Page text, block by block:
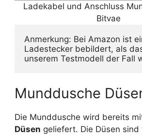
Ladekabel und Anschluss
Bitvae
Anmerkung: Bei Amazon ist
Ladestecker bebildert, als
unserem Testmodell der Fall
Munddusche
Die Munddusche wird bereits
Düsen geliefert. Die Düsen